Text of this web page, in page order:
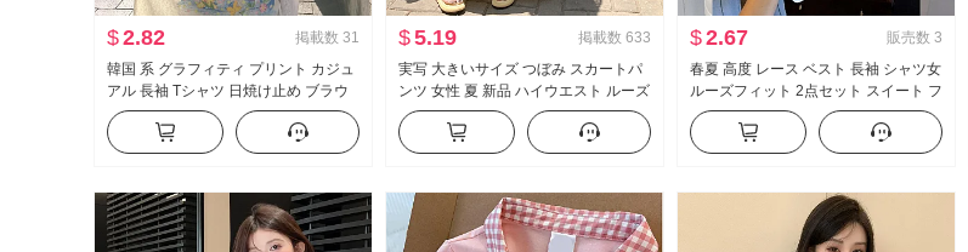
$2.82 掲載数 31
韓国 系 グラフィティ プリント カジュ
アル 長袖 Tシャツ 日焼け止め ブラウ
ス 女性 春夏 ルーズフィット ルーズ 風
が冷たい 感 クルーネック トップス
$5.19 掲載数 633
実写 大きいサイズ つぼみ スカートパ
ンツ 女性 夏 新品 ハイウエスト ルーズ
フィット スリム効果 垂 感 バルーンパ
ンツ カジュアル ワイドパンツ
$2.67 販売数 3
春夏 高度 レース ベスト 長袖 シャツ女
ルーズフィット 2点セット スイート フ
レッシュ